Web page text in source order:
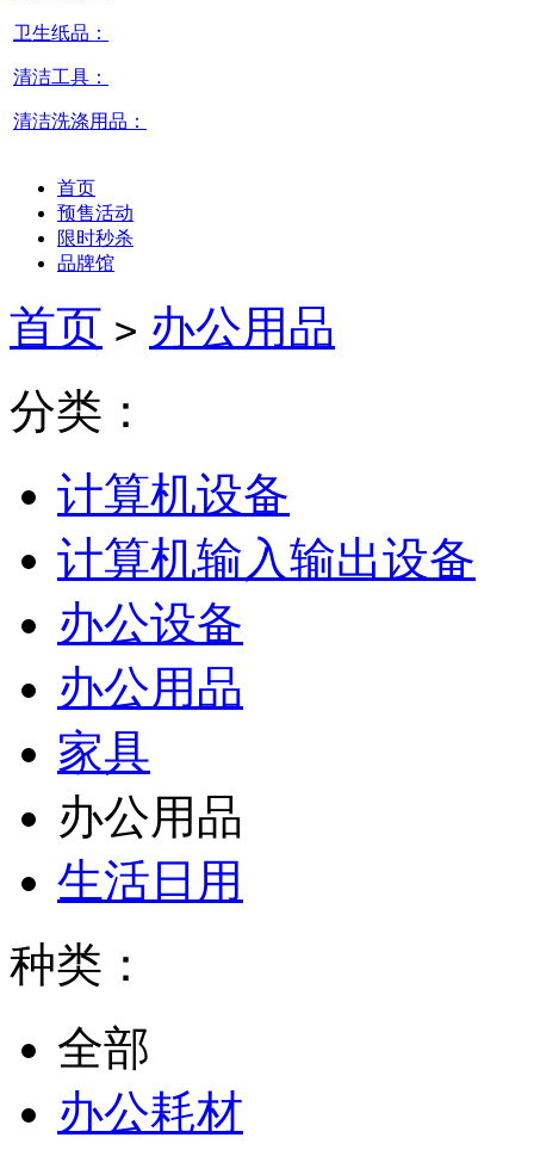
卫生纸品：
清洁工具：
清洁洗涤用品：
首页
预售活动
限时秒杀
品牌馆
首页 > 办公用品
分类：
计算机设备
计算机输入输出设备
办公设备
办公用品
家具
办公用品
生活日用
种类：
全部
办公耗材